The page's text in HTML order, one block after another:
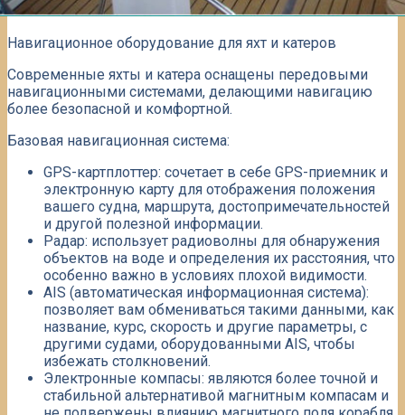
Навигационное оборудование для яхт и катеров
Современные яхты и катера оснащены передовыми
навигационными системами, делающими навигацию
более безопасной и комфортной.​
Базовая навигационная система:
GPS-картплоттер: сочетает в себе GPS-приемник и
электронную карту для отображения положения
вашего судна, маршрута, достопримечательностей
и другой полезной информации.​
Радар: использует радиоволны для обнаружения
объектов на воде и определения их расстояния, что
особенно важно в условиях плохой видимости.​
AIS (автоматическая информационная система):
позволяет вам обмениваться такими данными, как
название, курс, скорость и другие параметры, с
другими судами, оборудованными AIS, чтобы
избежать столкновений.​
Электронные компасы: являются более точной и
стабильной альтернативой магнитным компасам и